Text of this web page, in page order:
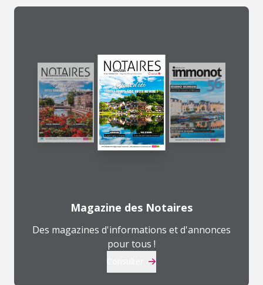
Magazine des Notaires
Des magazines d'informations et d'annonces
pour tous !